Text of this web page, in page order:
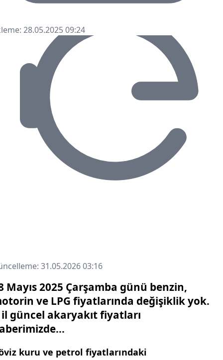
28.05.2025 09:24
31.05.2026 03:16
Mayıs 2025 Çarşamba günü benzin,
ve LPG fiyatlarında değişiklik yok.
güncel akaryakıt fiyatları
kuru ve petrol fiyatlarındaki